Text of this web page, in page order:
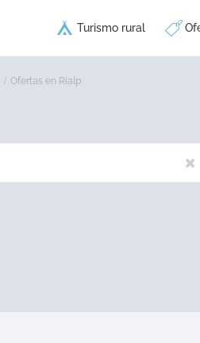
Turismo rural
Ofertas en Rialp